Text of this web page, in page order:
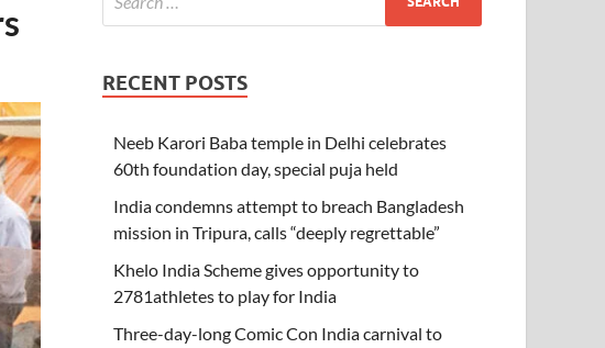
RECENT POSTS
Neeb Karori Baba temple in Delhi celebrates
60th foundation day, special puja held
India condemns attempt to breach Bangladesh
mission in Tripura, calls “deeply regrettable”
Khelo India Scheme gives opportunity to
2781athletes to play for India
Three-day-long Comic Con India carnival to